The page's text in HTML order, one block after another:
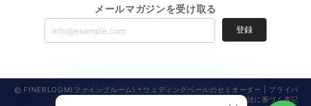
メールマガジンを受け取る
登録
FINEBLOOM(ファインブルーム)＊ウェディングベールのセミオーダー | プライバ
特定商取引法に基づく表記